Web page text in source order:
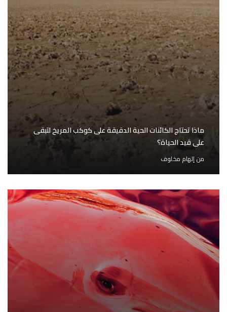
ماذا تحتاج الكائنات الحية الدقيقة على كوكب المريخ لتبقى
على قيد الحياة؟
منإلهام مخلوف